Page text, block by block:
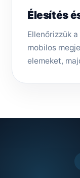
Élesítés
Ellenőrizzük
mobilos
elemeket,